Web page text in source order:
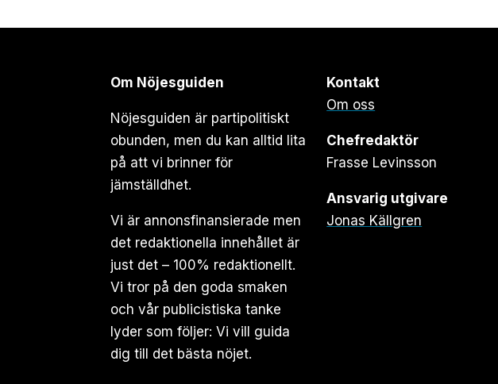
Om Nöjesguiden
Nöjesguiden är partipolitiskt
obunden, men du kan alltid lita
på att vi brinner för
jämställdhet.
Vi är annonsfinansierade men
det redaktionella innehållet är
just det – 100% redaktionellt.
Vi tror på den goda smaken
och vår publicistiska tanke
lyder som följer: Vi vill guida
dig till det bästa nöjet.
Kontakt
Om oss
Chefredaktör
Frasse Levinsson
Ansvarig utgivare
Jonas Källgren